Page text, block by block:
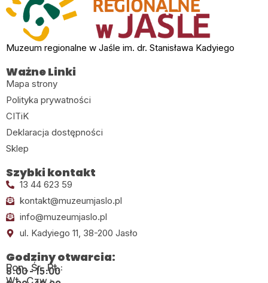
Muzeum regionalne w Jaśle im. dr. Stanisława Kadyiego
Ważne Linki
Mapa strony
Polityka prywatności
CITiK
Deklaracja dostępności
Sklep
Szybki kontakt
13 44 623 59
kontakt@muzeumjaslo.pl
info@muzeumjaslo.pl
ul. Kadyiego 11, 38-200 Jasło
Godziny otwarcia:
Pon., Śr., Pt.:
8:00 - 15:00